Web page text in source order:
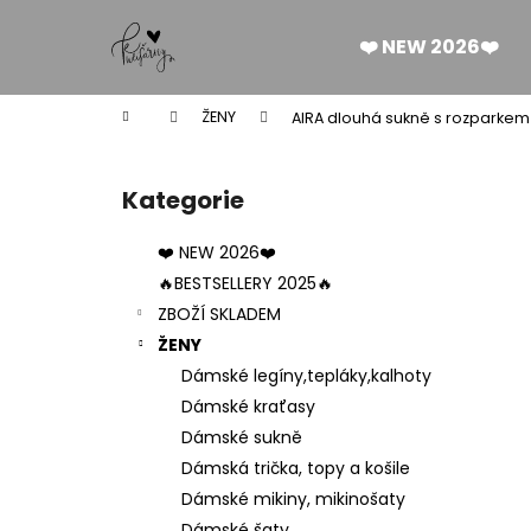
❤️ NEW 2026❤️
Domů ŽENY AIRA dlouhá sukně s rozparkem
Přeskočit
kategorie
Kategorie
❤️ NEW 2026❤️
🔥BESTSELLERY 2025🔥
ZBOŽÍ SKLADEM
ŽENY
Dámské legíny,tepláky,kalhoty
Dámské kraťasy
Dámské sukně
Dámská trička, topy a košile
Dámské mikiny, mikinošaty
í
Zpět
do
Zpět
do
DÁMSKÉ BERMUDY SILK BLACK